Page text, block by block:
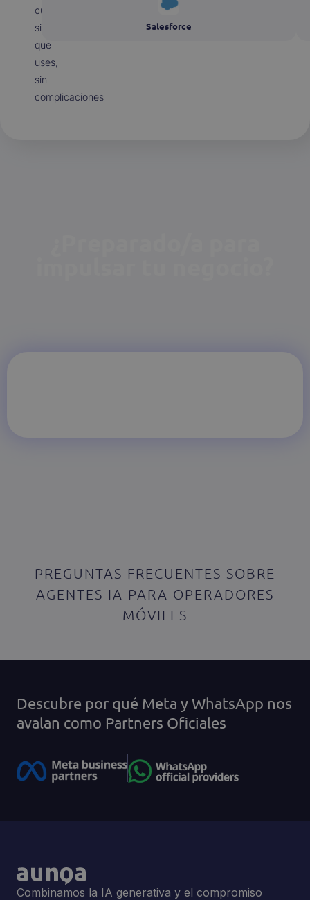
cualquier
sistema
que
uses,
sin
complicaciones
Salesforce
PREGUNTAS FRECUENTES SOBRE
AGENTES IA PARA OPERADORES
MÓVILES
Descubre por qué Meta y WhatsApp nos
avalan como Partners Oficiales
Combinamos la IA generativa y el compromiso